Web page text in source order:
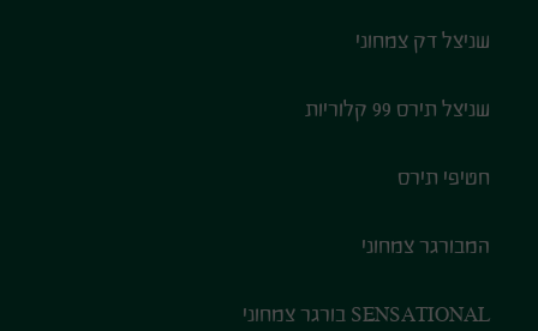
שניצל דק צמחוני
שניצל תירס 99 קלוריות
חטיפי תירס
המבורגר צמחוני
SENSATIONAL בורגר צמחוני